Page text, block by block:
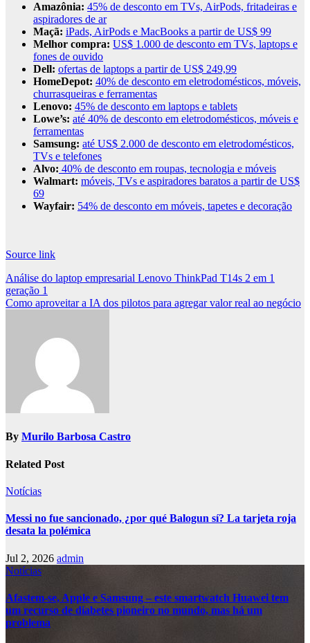
Amazônia: 45% de desconto em TVs, AirPods, fritadeiras e
aspiradores de ar
Maçã: iPads, AirPods e MacBooks a partir de US$ 99
Melhor compra: US$ 1.000 de desconto em TVs, laptops e
fones de ouvido
Dell: ofertas de laptops a partir de US$ 249,99
HomeDepot: 40% de desconto em eletrodomésticos, móveis,
churrasqueiras e ferramentas
Lenovo: 45% de desconto em laptops e tablets
Lowe’s: até 40% de desconto em eletrodomésticos, móveis e
ferramentas
Samsung: até US$ 2.000 de desconto em eletrodomésticos,
TVs e telefones
Alvo: 40% de desconto em roupas, tecnologia e móveis
Walmart: móveis, TVs e aspiradores baratos a partir de US$
69
Wayfair: 54% de desconto em móveis, tapetes e decoração
Source link
Post
navigation
Análise do laptop empresarial Lenovo ThinkPad T14s 2 em 1
geração 1
Como aproveitar a IA dos pilotos para agregar valor real ao negócio
By Murilo Barbosa Castro
Related Post
Notícias
Messi no fue sancionado, ¿por qué Balogun sí? La tarjeta roja
desata la polémica
Jul 2, 2026 admin
Notícias
Afastem-se, Apple e Samsung – este smartwatch Huawei tem
um recurso de diabetes pioneiro no mundo, mas há um
problema